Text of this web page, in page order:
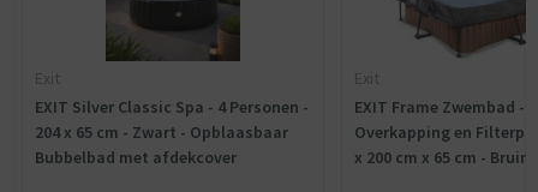
Exit
EXIT Silver Classic Spa - 4 Personen -
204 x 65 cm - Zwart - Opblaasbaar
Bubbelbad met afdekcover
Exit
EXIT Frame Zwembad -
Overkapping en
x 200 cm x 65 cm - Bruin